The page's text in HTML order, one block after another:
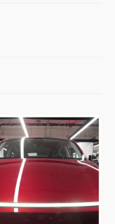
免費」 遠雄海洋
4時強制拖吊 中午
降雨 東部高溫飆